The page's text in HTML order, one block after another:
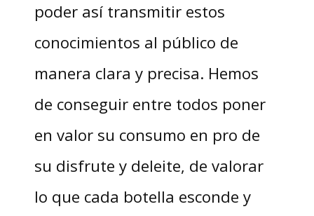
poder así transmitir estos
conocimientos al público de
manera clara y precisa. Hemos
de conseguir entre todos poner
en valor su consumo en pro de
su disfrute y deleite, de valorar
lo que cada botella esconde y